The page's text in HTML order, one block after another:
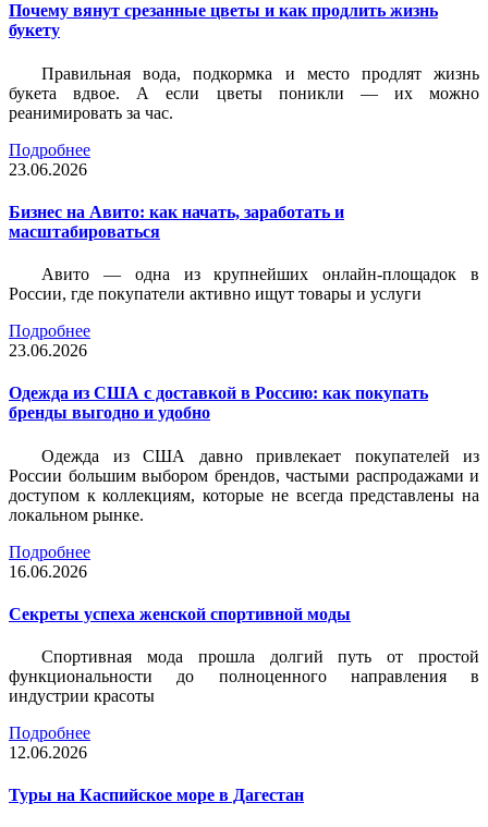
Почему вянут срезанные цветы и как продлить жизнь
букету
Правильная вода, подкормка и место продлят жизнь
букета вдвое. А если цветы поникли — их можно
реанимировать за час.
Подробнее
23.06.2026
Бизнес на Авито: как начать, заработать и
масштабироваться
Авито — одна из крупнейших онлайн-площадок в
России, где покупатели активно ищут товары и услуги
Подробнее
23.06.2026
Одежда из США с доставкой в Россию: как покупать
бренды выгодно и удобно
Одежда из США давно привлекает покупателей из
России большим выбором брендов, частыми распродажами и
доступом к коллекциям, которые не всегда представлены на
локальном рынке.
Подробнее
16.06.2026
Секреты успеха женской спортивной моды
Спортивная мода прошла долгий путь от простой
функциональности до полноценного направления в
индустрии красоты
Подробнее
12.06.2026
Туры на Каспийское море в Дагестан